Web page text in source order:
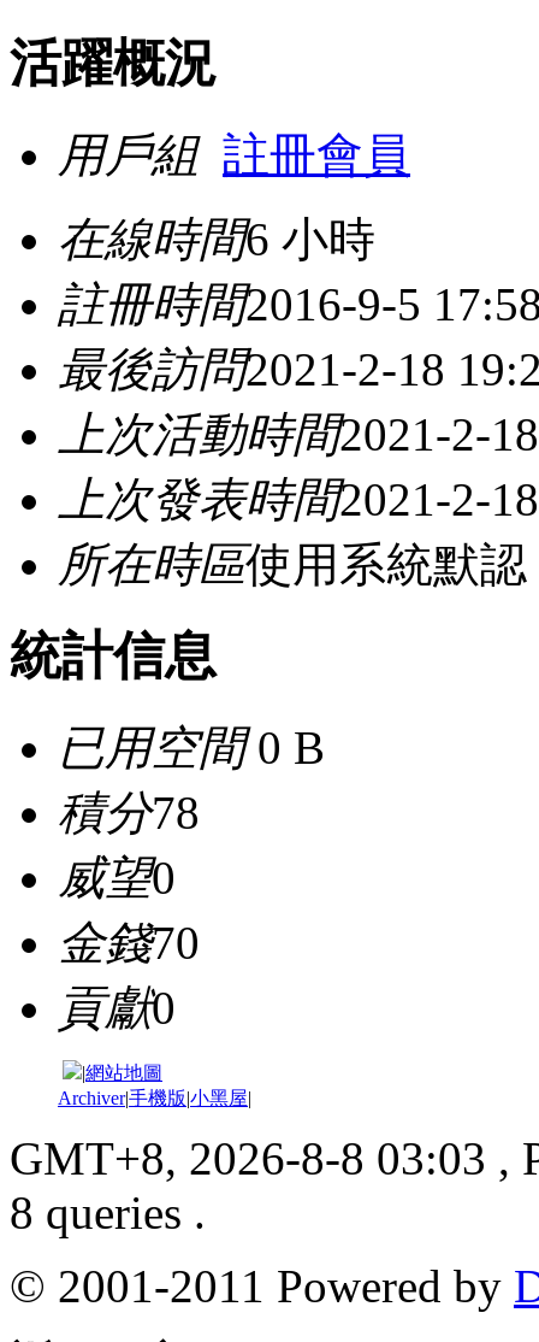
活躍概況
用戶組 註冊會員
在線時間6 小時
註冊時間2016-9-5
最後訪問2021-2-18
上次活動時間2021-2-
上次發表時間2021-2-
所在時區使用系統默認
統計信息
已用空間0 B
積分78
威望0
金錢70
貢獻0
|網站地圖
Archiver|手機版|小黑屋|
GMT+8, 2026-8-8 03:03 ,
8 queries .
© 2001-2011 Powered by